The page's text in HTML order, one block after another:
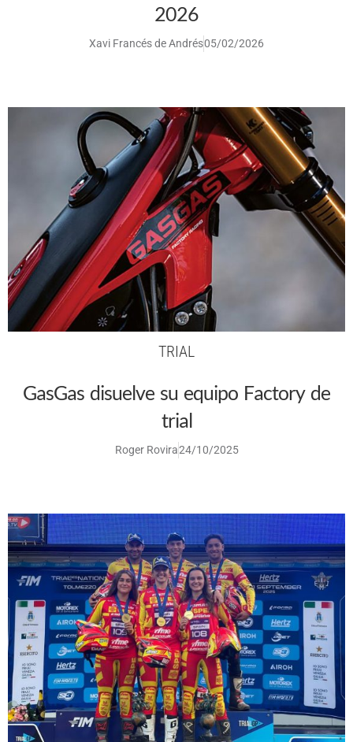
2026
Xavi Francés de Andrés05/02/2026
TRIAL
GasGas disuelve su equipo Factory de
trial
Roger Rovira24/10/2025